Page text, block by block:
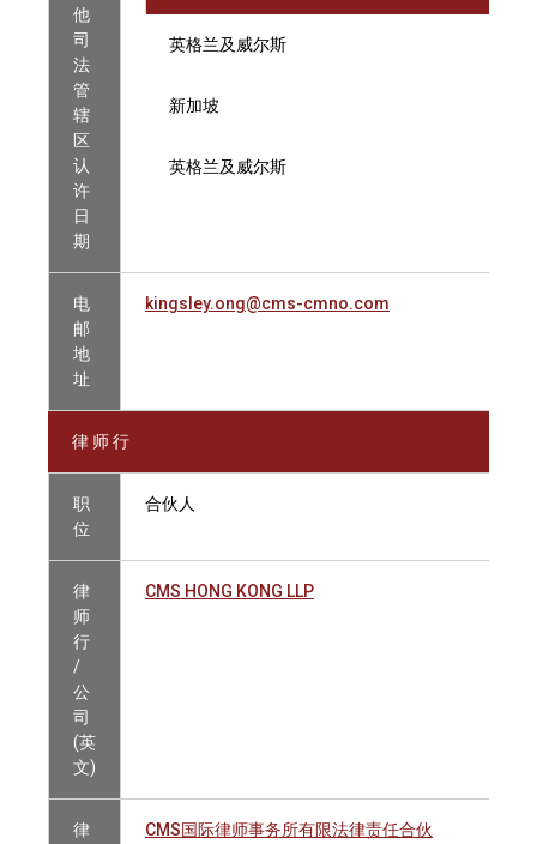
他
司
法
管
辖
区
认
许
日
期
英格兰及威尔斯
新加坡
英格兰及威尔斯
电
邮
地
址
kingsley.ong@cms-cmno.com
律 师 行
职
位
合伙人
律
师
行
/
公
司
(英
文)
CMS HONG KONG LLP
律
CMS国际律师事务所有限法律责任合伙